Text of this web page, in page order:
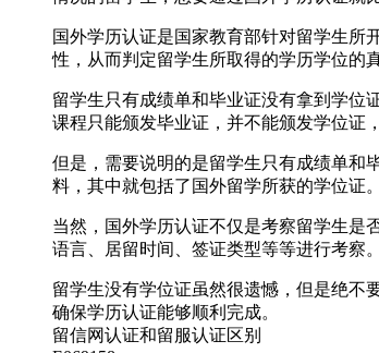
国外学历认证是国家教育部针对留学生所
性，从而判定留学生所取得的学历学位的
留学生只有成绩单和毕业证没有拿到学位
课程只能颁发毕业证，并不能颁发学位证
但是，需要说明的是留学生只有成绩单和
料，其中就包括了国外留学所获的学位证
当然，国外学历认证不仅是考察留学生是
语言、居留时间、签证类型等等进行考察
留学生没有学位证虽然很遗憾，但是绝不
确保学历认证能够顺利完成。
留信网认证和留服认证区别